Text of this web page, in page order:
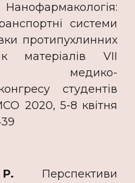
Нанофармакологія:
системи
протипухлинних
матеріалів VII
медико-
студентів
2020, 5-8 квітня
Перспективи